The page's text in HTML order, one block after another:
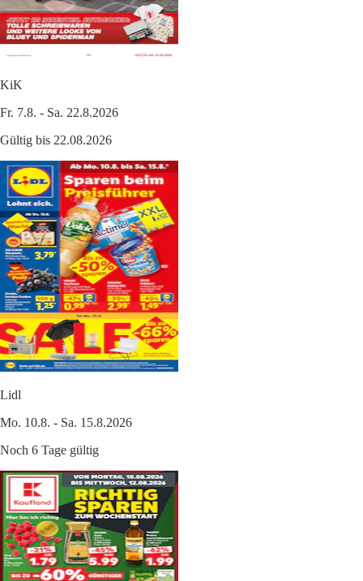
KiK
Fr. 7.8. - Sa. 22.8.2026
Gültig bis 22.08.2026
Lidl
Mo. 10.8. - Sa. 15.8.2026
Noch 6 Tage gültig